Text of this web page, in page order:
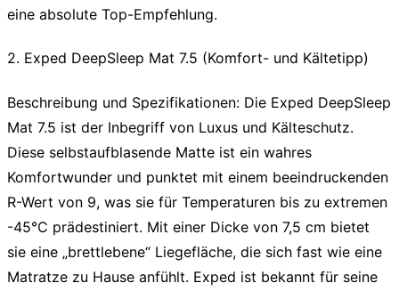
eine absolute Top-Empfehlung.
2. Exped DeepSleep Mat 7.5 (Komfort- und Kältetipp)
Beschreibung und Spezifikationen: Die Exped DeepSleep
Mat 7.5 ist der Inbegriff von Luxus und Kälteschutz.
Diese selbstaufblasende Matte ist ein wahres
Komfortwunder und punktet mit einem beeindruckenden
R-Wert von 9, was sie für Temperaturen bis zu extremen
-45°C prädestiniert. Mit einer Dicke von 7,5 cm bietet
sie eine „brettlebene“ Liegefläche, die sich fast wie eine
Matratze zu Hause anfühlt. Exped ist bekannt für seine